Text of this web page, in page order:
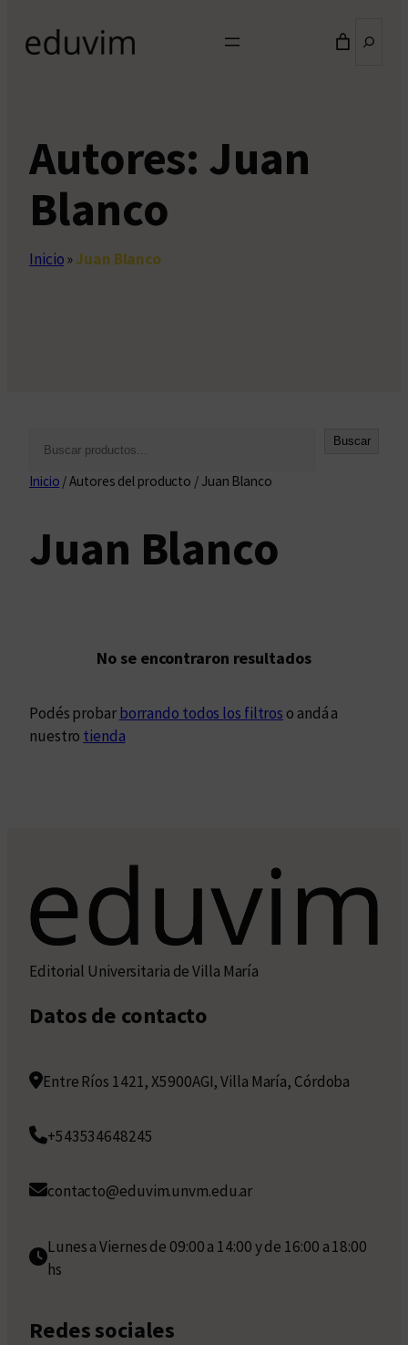
Autores: Juan
Blanco
Inicio»Juan Blanco
s
r
Buscar
Inicio / Autores del producto / Juan Blanco
Juan Blanco
No se encontraron resultados
Podés probarborrando todos los filtros o andá a
nuestro tienda
Editorial Universitaria de Villa María
Datos de contacto
Entre Ríos 1421, X5900AGI, Villa María, Córdoba
+543534648245
contacto@eduvim.unvm.edu.ar
Lunes a Viernes de 09:00 a 14:00 y de 16:00 a 18:00
hs
Redes sociales